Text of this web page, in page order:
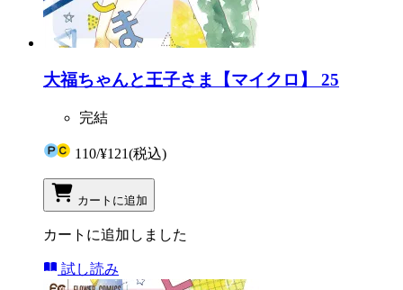
大福ちゃんと王子さま【マイクロ】 25
完結
110/¥121(税込)
カートに追加
カートに追加しました
試し読み